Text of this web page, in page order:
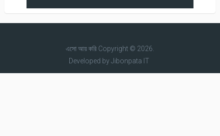
এসো আয় করিCopyright © 2026.
Developed byJibonpata IT